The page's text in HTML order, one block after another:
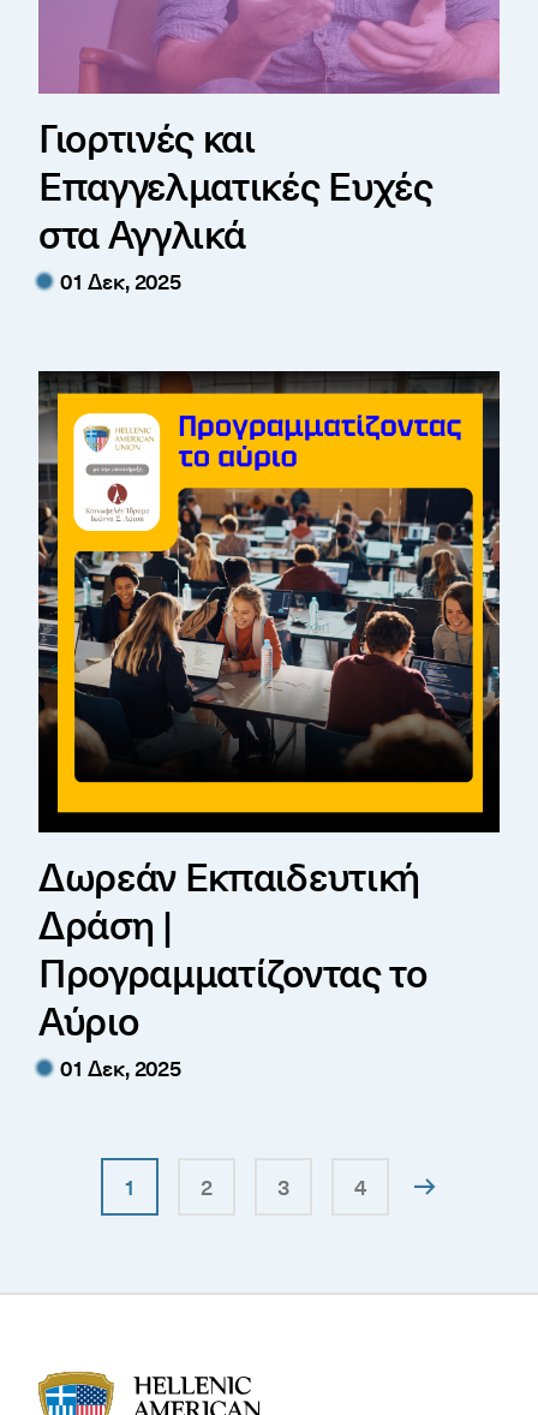
Γιορτινές και
Επαγγελματικές Ευχές
στα Αγγλικά
01 Δεκ, 2025
Δωρεάν Εκπαιδευτική
Δράση |
Προγραμματίζοντας το
Αύριο
01 Δεκ, 2025
1 2 3 4